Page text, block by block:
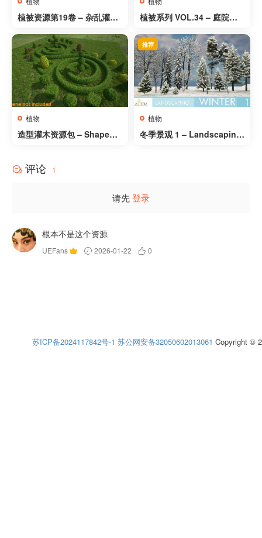
植被资源第19卷 – 杂乱灌木
liage VOL.19 – Scraggly B
ushes (Nanite and Low P
oly)
植被系列 VOL.34 – 庭院植
– Yard Plants and Flowers
(Low Poly)
植物
造型灌木资源包 – Shaped
植物
冬季景观 1 – Landscaping
推荐
评论 1
请先登录
根本不是这个资源
UEFans 2026-01-22 0
苏ICP备2024117842号-1 苏公网安备32050602013061 Copyright ©